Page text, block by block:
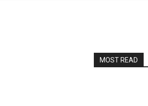
MOST READ